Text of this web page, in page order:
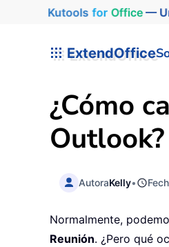
Kutools for Office—
ExtendOffice
¿Cómo
Outlook?
AutoraKelly•
Normalmente,
Reunión. ¿Pero qué